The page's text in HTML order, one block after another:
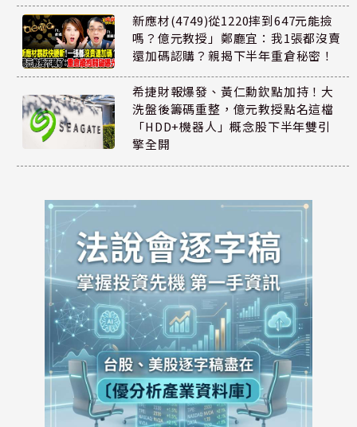
新應材(4749)從1220摔到647元能撿
嗎？億元教授」鄭廳宜：我1張都沒賣
還加碼認購？親揭下半年重倉秘密！
希捷財報爆發、黃仁勳欽點加持！大
洗盤後籌碼重整，億元教授點名這檔
「HDD+機器人」概念股下半年雙引
擎全開